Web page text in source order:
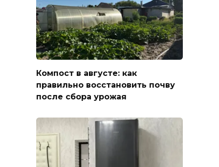
Компост в августе: как
правильно восстановить почву
после сбора урожая